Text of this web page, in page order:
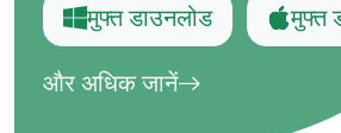
मुफ्त डाउनलोड मुफ्त
और अधिक जानें